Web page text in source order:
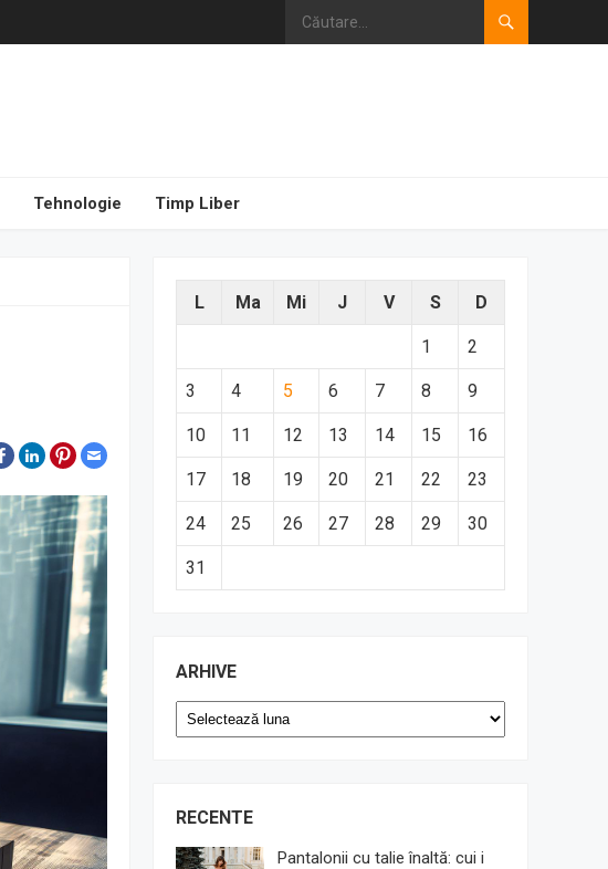
Tehnologie Timp Liber
L Ma Mi J V S D
1 2
3 4 5 6 7 8 9
10 11 12 13 14 15 16
17 18 19 20 21 22 23
24 25 26 27 28 29 30
31
ARHIVE
Arhive
RECENTE
Pantalonii cu talie înaltă: cui i